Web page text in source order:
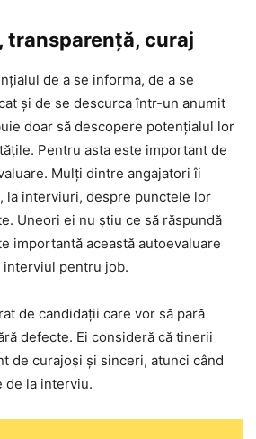
transparență, curaj
de a se informa, de a se
și de se descurca într-un anumit
doar să descopere potențialul lor
Pentru asta este important de
Mulți dintre angajatori îi
la interviuri, despre punctele lor
Uneori ei nu știu ce să răspundă
importantă această autoevaluare
interviul pentru job.
de candidații care vor să pară
defecte. Ei consideră că tinerii
de curajoși și sinceri, atunci când
de la interviu.